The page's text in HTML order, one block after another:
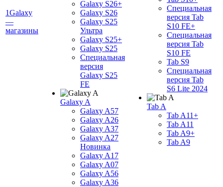
1Galaxy
—
магазины
Galaxy S26+
Galaxy S26
Galaxy S25
Ультра
Galaxy S25+
Galaxy S25
Специальная
версия
Galaxy S25
FE
Galaxy A
Galaxy A57
Galaxy A26
Galaxy A37
Galaxy A27
Новинка
Galaxy A17
Galaxy A07
Galaxy A56
Galaxy A36
Специальная
версия Tab
S10 FE+
Специальная
версия Tab
S10 FE
Tab S9
Специальная
версия Tab
S6 Lite 2024
Tab A
Tab A11+
Tab A11
Tab A9+
Tab A9